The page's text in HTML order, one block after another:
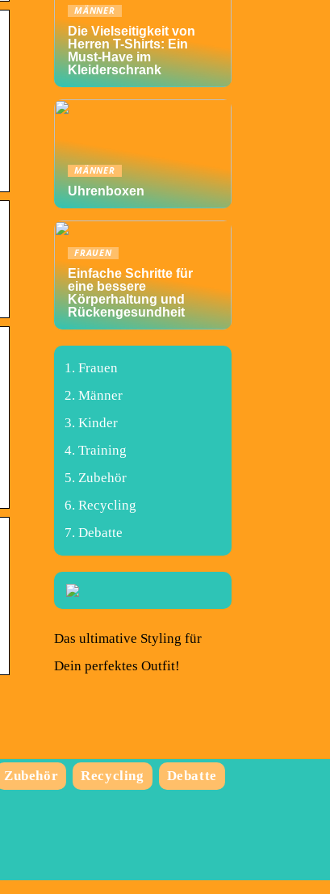
MÄNNER
Die Vielseitigkeit von
Herren T-Shirts: Ein
Must-Have im
Kleiderschrank
MÄNNER
Uhrenboxen
FRAUEN
Einfache Schritte für
eine bessere
Körperhaltung und
Rückengesundheit
Frauen
Männer
Kinder
Training
Zubehör
Recycling
Debatte
Das ultimative Styling für
Dein perfektes Outfit!
Zubehör Recycling Debatte